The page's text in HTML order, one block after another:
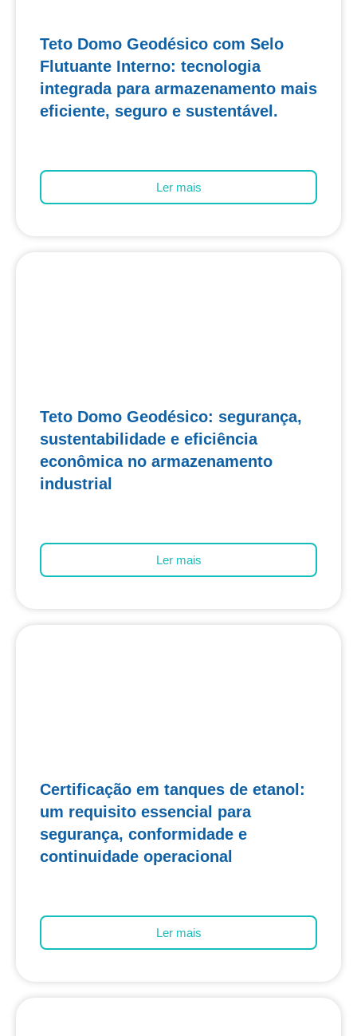
Teto Domo Geodésico com Selo
Flutuante Interno: tecnologia
integrada para armazenamento mais
eficiente, seguro e sustentável.
Ler mais
Teto Domo Geodésico: segurança,
sustentabilidade e eficiência
econômica no armazenamento
industrial
Ler mais
Certificação em tanques de etanol:
um requisito essencial para
segurança, conformidade e
continuidade operacional
Ler mais